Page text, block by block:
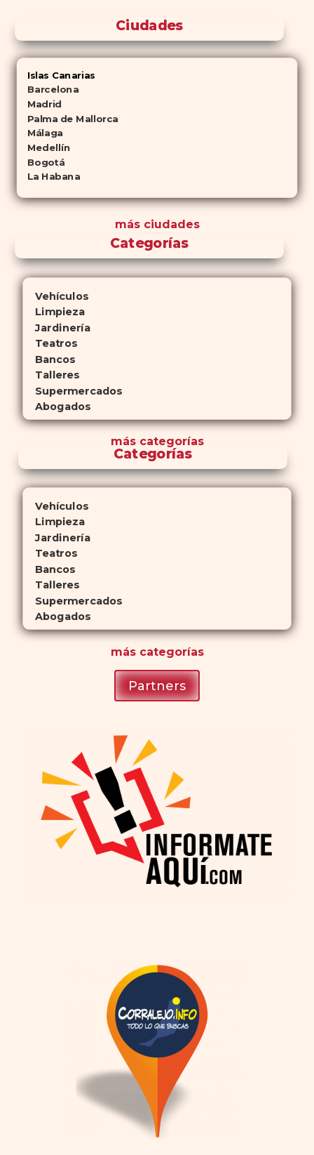
Ciudades
Islas Canarias
Barcelona
Madrid
Palma de Mallorca
Málaga
Medellín
Bogotá
La Habana
más ciudades
Categorías
Vehículos
Limpieza
Jardinería
Teatros
Bancos
Talleres
Supermercados
Abogados
máscategorías
Categorías
Vehículos
Limpieza
Jardinería
Teatros
Bancos
Talleres
Supermercados
Abogados
máscategorías
Partners